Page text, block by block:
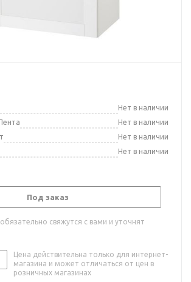
Нет в наличии
Нет в наличии
Нет в наличии
Нет в наличии
Под заказ
свяжутся с вами и уточнят
Цена действительна только для интернет-
магазина и может отличаться от цен в
розничных магазинах